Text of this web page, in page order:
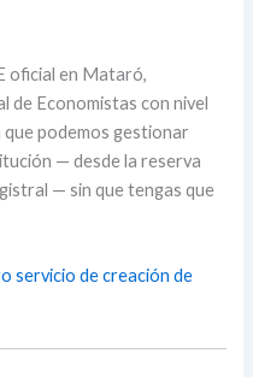
oficial en Mataró,
de Economistas con nivel
podemos gestionar
— desde la reserva
— sin que tengas que
servicio de creación de